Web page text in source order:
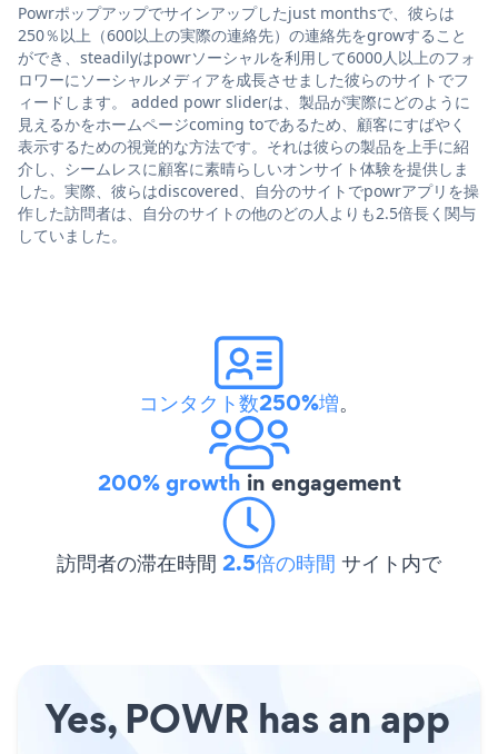
Powrポップアップでサインアップしたjust monthsで、彼らは
250％以上（600以上の実際の連絡先）の連絡先をgrowすること
ができ、steadilyはpowrソーシャルを利用して6000人以上のフォ
ロワーにソーシャルメディアを成長させました彼らのサイトでフ
ィードします。 added powr sliderは、製品が実際にどのように
見えるかをホームページcoming toであるため、顧客にすばやく
表示するための視覚的な方法です。それは彼らの製品を上手に紹
介し、シームレスに顧客に素晴らしいオンサイト体験を提供しま
した。実際、彼らはdiscovered、自分のサイトでpowrアプリを操
作した訪問者は、自分のサイトの他のどの人よりも2.5倍長く関与
していました。
コンタクト数250%増。
200% growth in engagement
訪問者の滞在時間 2.5倍の時間 サイト内で
Yes, POWR has an app